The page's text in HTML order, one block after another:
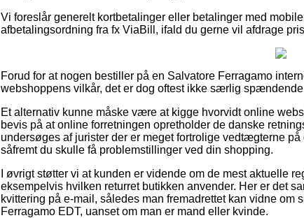
Vi foreslår generelt kortbetalinger eller betalinger med
afbetalingsordning fra fx ViaBill, ifald du gerne vil afdrage
Forud for at nogen bestiller på en Salvatore Ferragamo
webshoppens vilkår, det er dog oftest ikke særlig
Et alternativ kunne måske være at kigge hvorvidt online
bevis på at online forretningen opretholder de danske
undersøges af jurister der er meget fortrolige vedtægterne
såfremt du skulle få problemstillinger ved din shopping.
I øvrigt støtter vi at kunden er vidende om de mest aktuelle
eksempelvis hvilken returret butikken anvender. Her er det
kvittering på e-mail, således man fremadrettet kan vidne
Ferragamo EDT, uanset om man er mand eller kvinde.